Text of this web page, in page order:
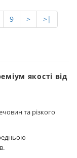
9 > >|
якості від
та різкого